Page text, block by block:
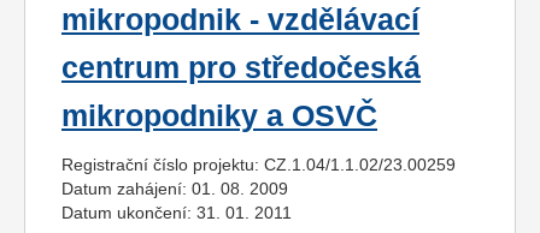
mikropodnik - vzdělávací
centrum pro středočeská
mikropodniky a OSVČ
Registrační číslo projektu: CZ.1.04/1.1.02/23.00259
Datum zahájení: 01. 08. 2009
Datum ukončení: 31. 01. 2011